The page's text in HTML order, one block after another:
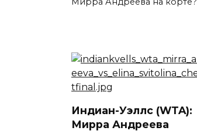
Индиан-Уэллс (WTA):
Мирра Андреева